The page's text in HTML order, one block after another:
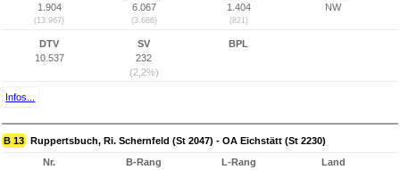
1.904
(13.967)
6.067
(3.686)
1.404
(821)
NW
DTV
10.537
SV
232
(2,2%)
BPL
Infos...
B 13 Ruppertsbuch, Ri. Schernfeld (St 2047) - OA Eichstätt (St 2230)
Nr.
B-Rang
L-Rang
Land